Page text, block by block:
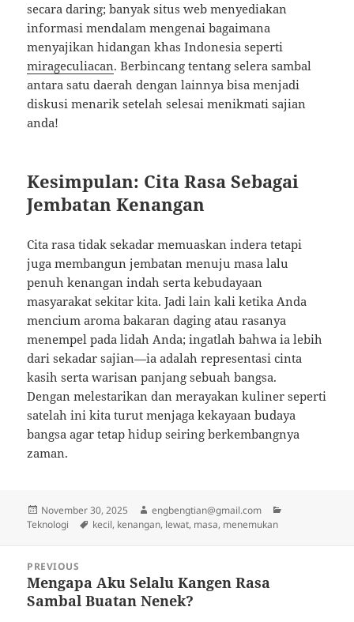
secara daring; banyak situs web menyediakan
informasi mendalam mengenai bagaimana
menyajikan hidangan khas Indonesia seperti
mirageculiacan. Berbincang tentang selera sambal
antara satu daerah dengan lainnya bisa menjadi
diskusi menarik setelah selesai menikmati sajian
anda!
Kesimpulan: Cita Rasa Sebagai
Jembatan Kenangan
Cita rasa tidak sekadar memuaskan indera tetapi
juga membangun jembatan menuju masa lalu
penuh kenangan indah serta kebudayaan
masyarakat sekitar kita. Jadi lain kali ketika Anda
mencium aroma bakaran daging atau rasanya
menempel pada lidah Anda; ingatlah bahwa ia lebih
dari sekadar sajian—ia adalah representasi cinta
kasih serta warisan panjang sebuah bangsa.
Dengan melestarikan dan merayakan kuliner seperti
satelah ini kita turut menjaga kekayaan budaya
bangsa agar tetap hidup seiring berkembangnya
zaman.
Posted
on
November 30, 2025 Author
engbengtian@gmail.com
Teknologi
Tags
kecil, kenangan, lewat, masa, menemukan
navigation
PREVIOUS
Previous
post:
Mengapa Aku Selalu Kangen Rasa
Sambal Buatan Nenek?